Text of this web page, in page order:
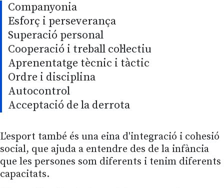
Companyonia
Esforç i perseverança
Superació personal
Cooperació i treball col·lectiu
Aprenentatge tècnic i tàctic
Ordre i disciplina
Autocontrol
Acceptació de la derrota
L'esport també és una eina d'integració i cohesió
social, que ajuda a entendre des de la infància
que les persones som diferents i tenim diferents
capacitats.